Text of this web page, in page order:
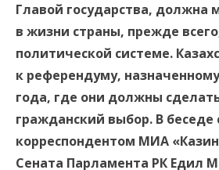
Главой государства, должна
в жизни страны, прежде
политической системе.
к референдуму,
года, где они должны
гражданский выбор. В беседе
корреспондентом МИА
Сената Парламента РК Едил